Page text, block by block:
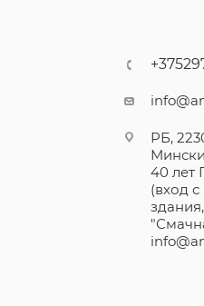
РБ,
40 лет
(вход